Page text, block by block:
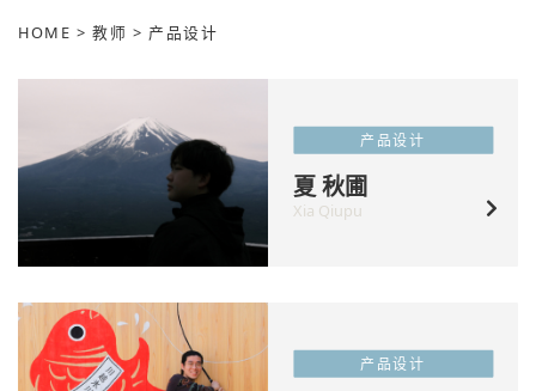
HOME >教师 > 产品设计
产品设计
夏 秋圃
Xia Qiupu
产品设计